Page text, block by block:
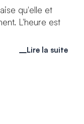
qu'elle et
L'heure est
Lire la suite